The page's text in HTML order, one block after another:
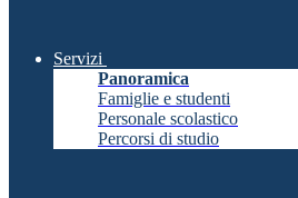
Servizi
Panoramica
Famiglie e studenti
Personale scolastico
Percorsi di studio